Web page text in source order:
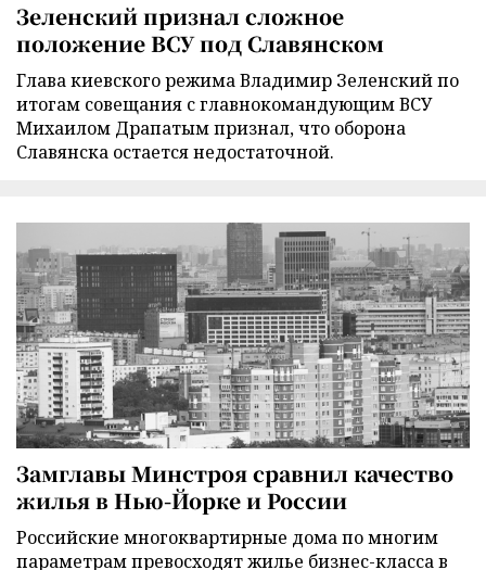
Зеленский признал сложное
положение ВСУ под Славянском
Глава киевского режима Владимир Зеленский по
итогам совещания с главнокомандующим ВСУ
Михаилом Драпатым признал, что оборона
Славянска остается недостаточной.
Замглавы Минстроя сравнил качество
жилья в Нью-Йорке и России
Российские многоквартирные дома по многим
параметрам превосходят жилье бизнес-класса в